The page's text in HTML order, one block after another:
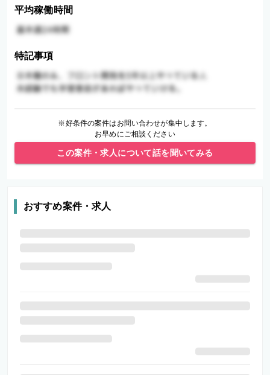
平均稼働時間
特記事項
※好条件の案件はお問い合わせが集中します。
お早めにご相談ください
この案件・求人について話を聞いてみる
おすすめ案件・求人